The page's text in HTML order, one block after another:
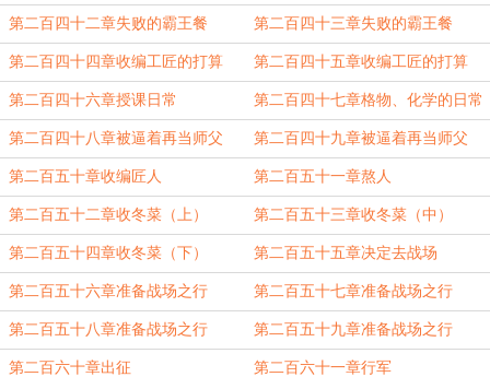
（上）
第二百四十二章失败的霸王餐
（中）
第二百四十三章失败的霸王餐
（下）
第二百四十四章收编工匠的打算
（上）
第二百四十五章收编工匠的打算
（下）
第二百四十六章授课日常 第二百四十七章格物、化学的日常
应用
第二百四十八章被逼着再当师父
（上）
第二百四十九章被逼着再当师父
（下）
第二百五十章收编匠人 第二百五十一章熬人
第二百五十二章收冬菜（上） 第二百五十三章收冬菜（中）
第二百五十四章收冬菜（下） 第二百五十五章决定去战场
第二百五十六章准备战场之行
（上）
第二百五十七章准备战场之行
（中）
第二百五十八章准备战场之行
（下）
第二百五十九章准备战场之行
（续）
第二百六十章出征 第二百六十一章行军